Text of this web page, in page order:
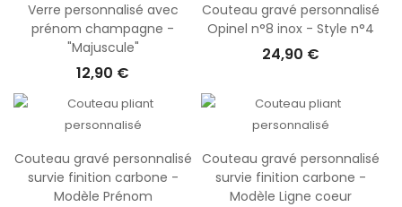
Verre personnalisé avec
prénom champagne -
"Majuscule"
12,90 €
Couteau gravé personnalisé
Opinel n°8 inox - Style n°4
24,90 €
Couteau gravé personnalisé
survie finition carbone -
Modèle Prénom
Couteau gravé personnalisé
survie finition carbone -
Modèle Ligne coeur